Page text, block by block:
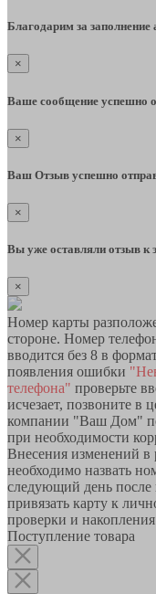
Благодарим за заполнение
×
Ваше сообщение успешно
×
Ваш Отзыв успешно
×
Вы уже оставляли отзыв к
×
Номер карты
стороне. Номер
вводится без 8 в
появления ошибки
телефона" проверьте
исчезает, позвоните в
компании "Ваш Дом"
при необходимости
Внесения изменений в
необходимо назвать
следующий день
привязать карту к
проверки и
Поступление товара